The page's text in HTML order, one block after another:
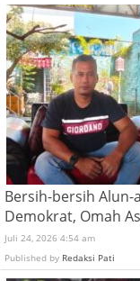
Bersih-bersih Alun-
Demokrat, Omah
Juli 24, 2026 4:54 am
Published by Redaksi Pati